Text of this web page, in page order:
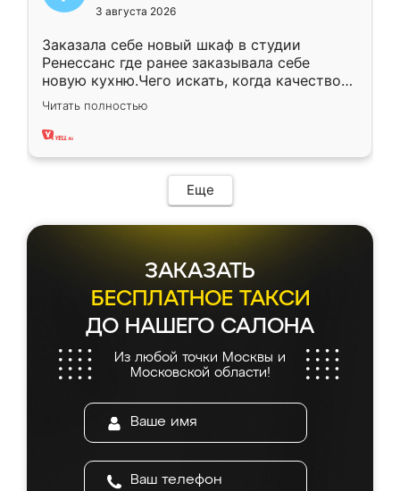
3 августа 2026
Заказала себе новый шкаф в студии
Ренессанс где ранее заказывала себе
новую кухню.Чего искать, когда качеством
вполне довольна. Служит кухня уже почти
два года, нареканий нет.
Читать полностью
Еще
ЗАКАЗАТЬ
БЕСПЛАТНОЕ ТАКСИ
ДО НАШЕГО САЛОНА
Из любой точки Москвы и
Московской области!